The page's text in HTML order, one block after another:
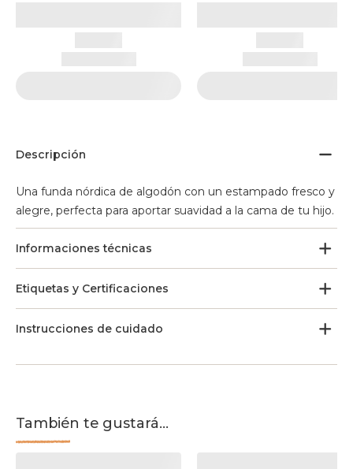
Descripción
Una funda nórdica de algodón con un estampado fresco y
alegre, perfecta para aportar suavidad a la cama de tu hijo.
Informaciones técnicas
Etiquetas y Certificaciones
Instrucciones de cuidado
También te gustará...